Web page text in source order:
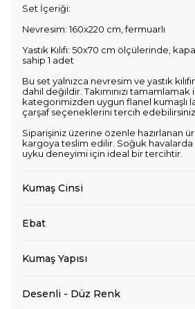
Set İçeriği:
Nevresim: 160x220 cm, fermuarlı
Yastık Kılıfı: 50x70 cm ölçülerinde,
sahip 1 adet
Bu set yalnızca nevresim ve yastık
dahil değildir. Takımınızı tamamlamak
kategorimizden uygun flanel kumaşlı
çarşaf seçeneklerini tercih edebilirsiniz.
Siparişiniz üzerine özenle hazırlanan
kargoya teslim edilir. Soğuk havalarda
uyku deneyimi için ideal bir tercihtir.
Kumaş Cinsi
Ebat
Kumaş Yapısı
Desenli - Düz Renk